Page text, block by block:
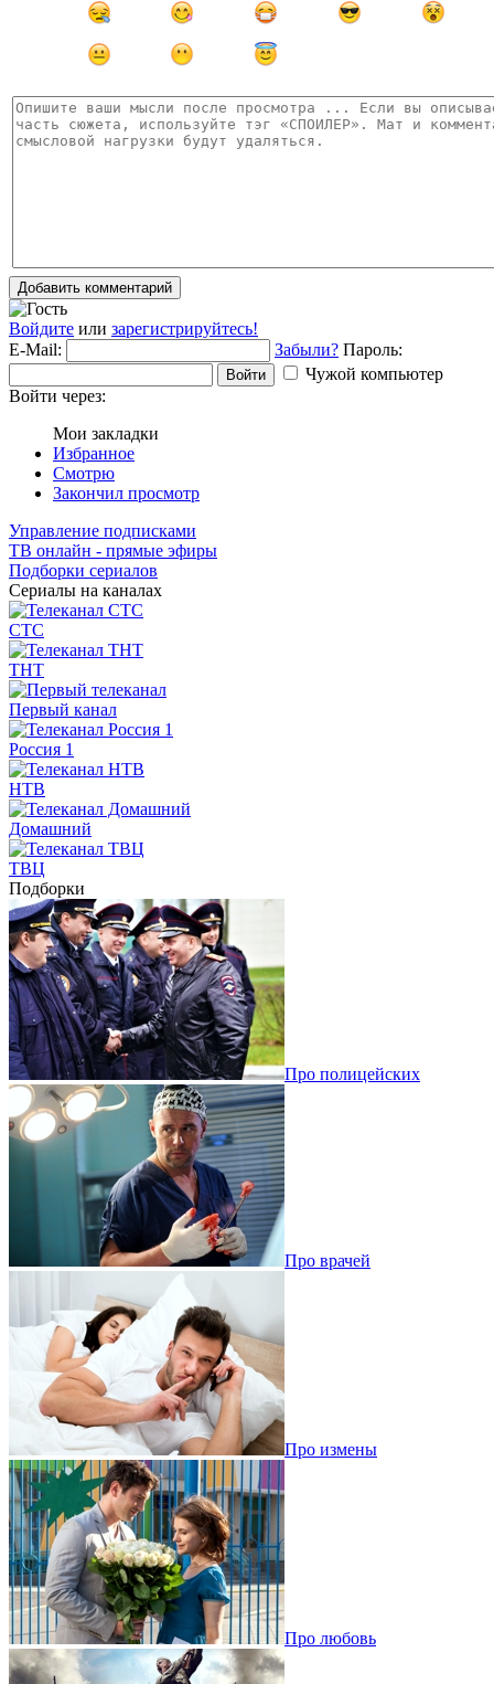
Добавить комментарий
Войдите или зарегистрируйтесь!
E-Mail:
Забыли? Пароль:
Войти
Чужой компьютер
Войти через:
Мои закладки
Избранное
Смотрю
Закончил просмотр
Управление подписками
ТВ онлайн - прямые эфиры
Подборки сериалов
Сериалы на каналах
СТС
ТНТ
Первый канал
Россия 1
НТВ
Домашний
ТВЦ
Подборки
Про полицейских
Про врачей
Про измены
Про любовь